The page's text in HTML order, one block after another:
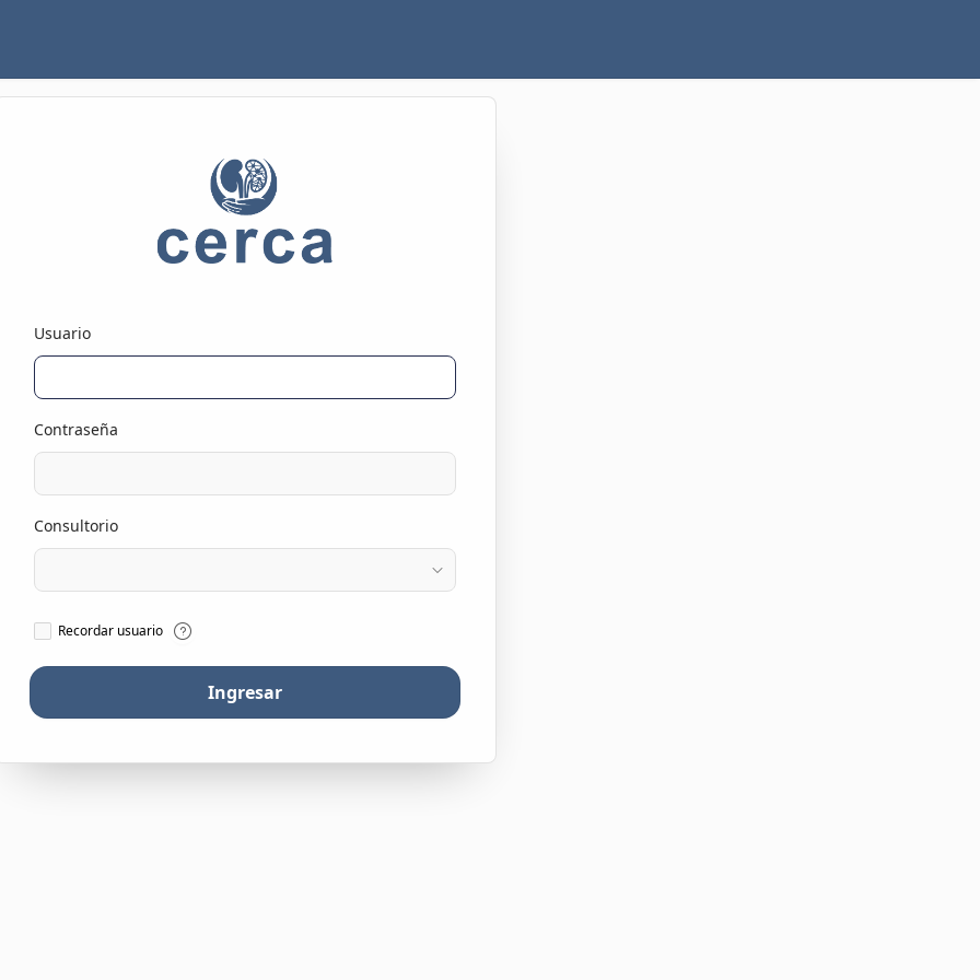
Usuario
Contraseña
Consultorio
Recordar usuario
Ingresar